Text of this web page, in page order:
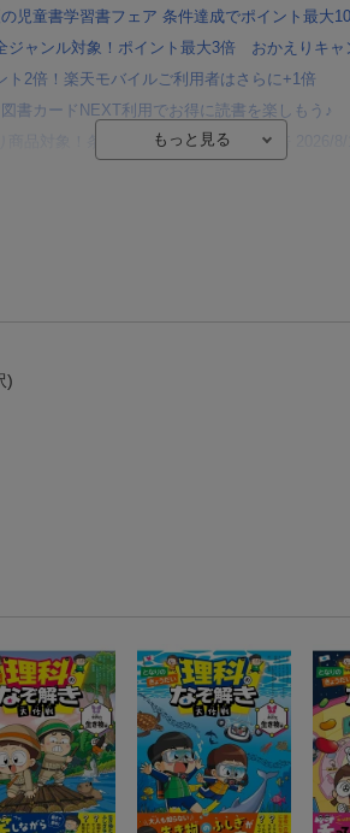
児童書学習書フェア 条件達成でポイント最大
ジャンル対象！ポイント最大3倍 おかえりキャ
ト2倍！楽天モバイルご利用者はさらに+1倍
図書カードNEXT利用でお得に読書を楽しもう♪
商品対象！条件達成でポイント最大10倍 2026/8/
)